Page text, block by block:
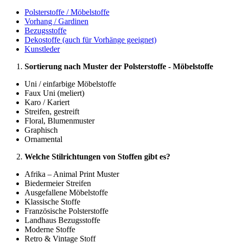
Polsterstoffe / Möbelstoffe
Vorhang / Gardinen
Bezugsstoffe
Dekostoffe (auch für Vorhänge geeignet)
Kunstleder
Sortierung nach Muster der Polsterstoffe - Möbelstoffe
Uni / einfarbige Möbelstoffe
Faux Uni (meliert)
Karo / Kariert
Streifen, gestreift
Floral, Blumenmuster
Graphisch
Ornamental
Welche Stilrichtungen von Stoffen gibt es?
Afrika – Animal Print Muster
Biedermeier Streifen
Ausgefallene Möbelstoffe
Klassische Stoffe
Französische Polsterstoffe
Landhaus Bezugsstoffe
Moderne Stoffe
Retro & Vintage Stoff